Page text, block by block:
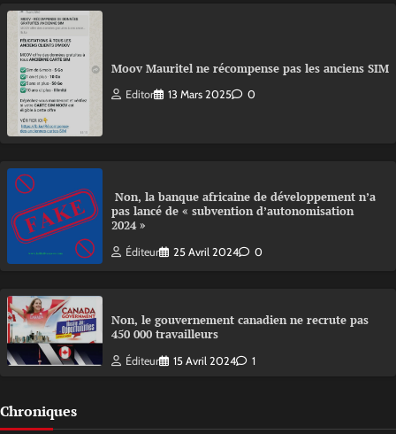
Moov Mauritel ne récompense pas les anciens SIM
Editor 13 Mars 2025 0
Non, la banque africaine de développement n’a
pas lancé de « subvention d’autonomisation
2024 »
Éditeur 25 Avril 2024 0
Non, le gouvernement canadien ne recrute pas
450 000 travailleurs
Éditeur 15 Avril 2024 1
Chroniques